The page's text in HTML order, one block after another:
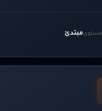
مستوىمبتدئ